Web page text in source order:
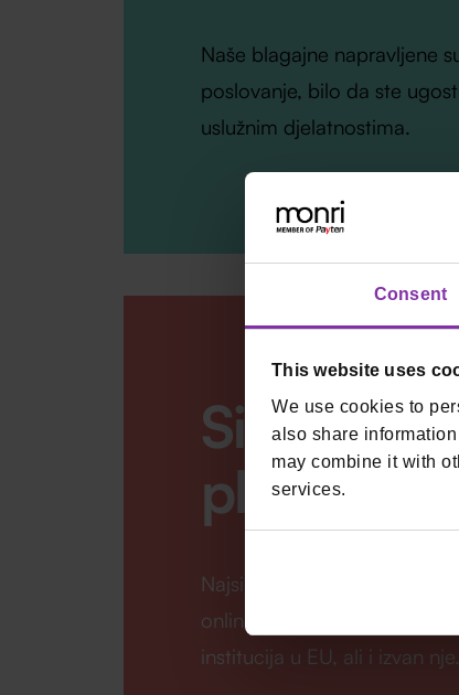
Consent
This website uses
We use cookies to
also share
may combine it with
services.
Naše blagajne napravljene
poslovanje, bilo da ste
uslužnim djelatnostima.
Sigurna
plaćanja
Najsigurniju obradu
online ostvarujemo u
institucija u EU, ali i izvan nje.